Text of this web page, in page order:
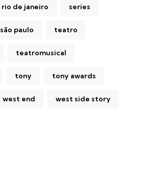
rio de janeiro series
são paulo teatro
teatromusical
tony tony awards
west end west side story